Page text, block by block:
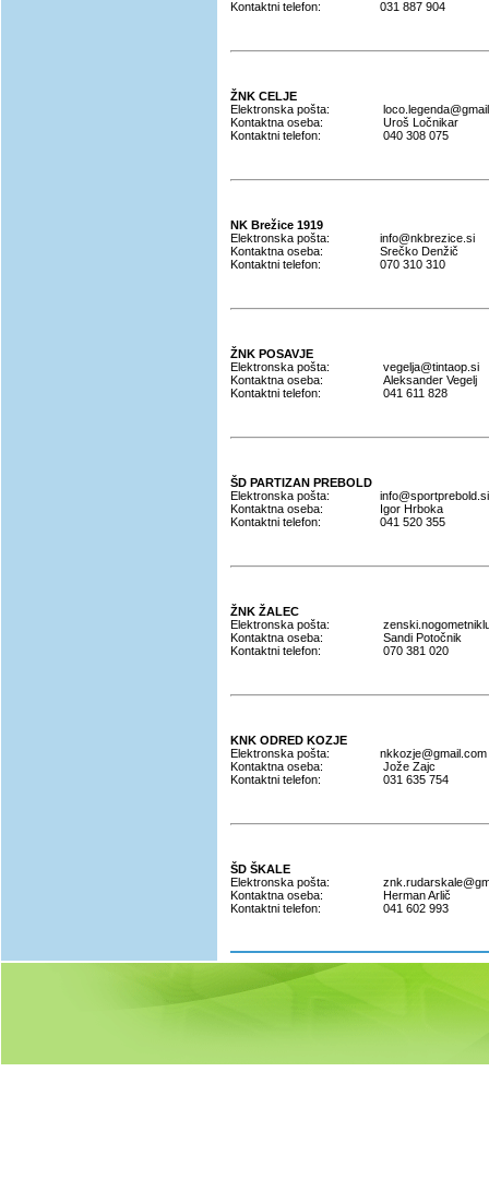
Kontaktni telefon: 031 887 904
ŽNK CELJE
Elektronska pošta:
Kontaktna oseba:
Uroš Ločnikar
Kontaktni telefon:
040 308 075
NK Brežice 1919
Elektronska pošta:
info@nkbrezice.si
Kontaktna oseba:
Srečko Denžič
Kontaktni telefon:
070 310 310
ŽNK POSAVJE
Elektronska pošta:
vegelja@tintaop.si
Kontaktna oseba:
Aleksander Vegelj
Kontaktni telefon:
041 611 828
ŠD PARTIZAN PREBOLD
Elektronska pošta:
info@sportprebold.si
Kontaktna oseba:
Igor Hrboka
Kontaktni telefon:
041 520 355
ŽNK ŽALEC
Elektronska pošta:
Kontaktna oseba:
Sandi Potočnik
Kontaktni telefon:
070 381 020
KNK ODRED KOZJE
Elektronska pošta:
nkkozje@gmail.com
Kontaktna oseba:
Jože Zajc
Kontaktni telefon:
031 635 754
ŠD ŠKALE
Elektronska pošta:
Kontaktna oseba:
Herman Arlič
Kontaktni telefon:
041 602 993